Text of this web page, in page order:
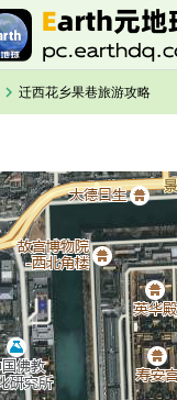
chevron_right 迁西花乡果巷旅游攻略